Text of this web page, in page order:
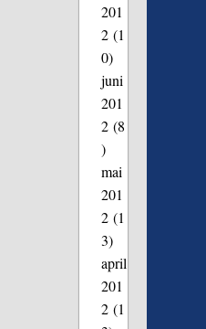
201
2(1
0)
juni
201
2(8
)
mai
201
2(1
3)
april
201
2(1